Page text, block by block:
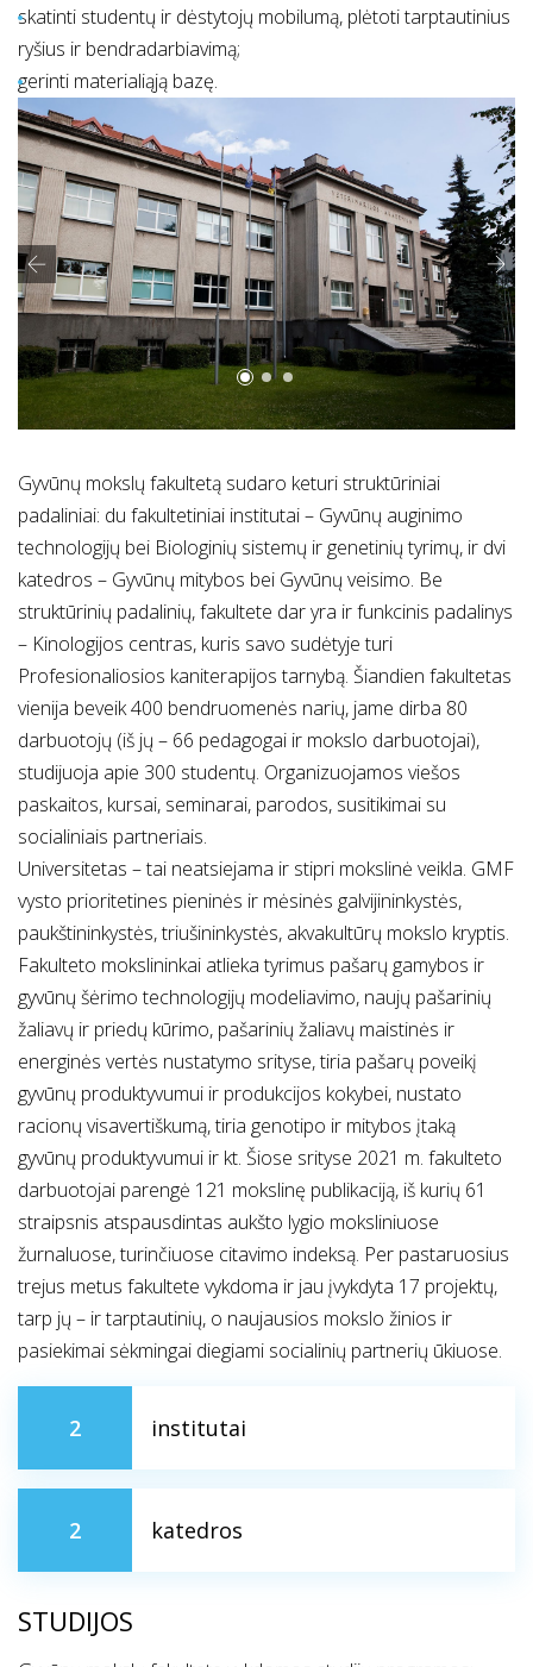
skatinti studentų ir dėstytojų mobilumą, plėtoti tarptautinius
ryšius ir bendradarbiavimą;
gerinti materialiąją bazę.
Gyvūnų mokslų fakultetą sudaro keturi struktūriniai
padaliniai: du fakultetiniai institutai – Gyvūnų auginimo
technologijų bei Biologinių sistemų ir genetinių tyrimų, ir dvi
katedros – Gyvūnų mitybos bei Gyvūnų veisimo. Be
struktūrinių padalinių, fakultete dar yra ir funkcinis padalinys
– Kinologijos centras, kuris savo sudėtyje turi
Profesionaliosios kaniterapijos tarnybą. Šiandien fakultetas
vienija beveik 400 bendruomenės narių, jame dirba 80
darbuotojų (iš jų – 66 pedagogai ir mokslo darbuotojai),
studijuoja apie 300 studentų. Organizuojamos viešos
paskaitos, kursai, seminarai, parodos, susitikimai su
socialiniais partneriais.
Universitetas – tai neatsiejama ir stipri mokslinė veikla. GMF
vysto prioritetines pieninės ir mėsinės galvijininkystės,
paukštininkystės, triušininkystės, akvakultūrų mokslo kryptis.
Fakulteto mokslininkai atlieka tyrimus pašarų gamybos ir
gyvūnų šėrimo technologijų modeliavimo, naujų pašarinių
žaliavų ir priedų kūrimo, pašarinių žaliavų maistinės ir
energinės vertės nustatymo srityse, tiria pašarų poveikį
gyvūnų produktyvumui ir produkcijos kokybei, nustato
racionų visavertiškumą, tiria genotipo ir mitybos įtaką
gyvūnų produktyvumui ir kt. Šiose srityse 2021 m. fakulteto
darbuotojai parengė 121 mokslinę publikaciją, iš kurių 61
straipsnis atspausdintas aukšto lygio moksliniuose
žurnaluose, turinčiuose citavimo indeksą. Per pastaruosius
trejus metus fakultete vykdoma ir jau įvykdyta 17 projektų,
tarp jų – ir tarptautinių, o naujausios mokslo žinios ir
pasiekimai sėkmingai diegiami socialinių partnerių ūkiuose.
2 institutai
2 katedros
STUDIJOS